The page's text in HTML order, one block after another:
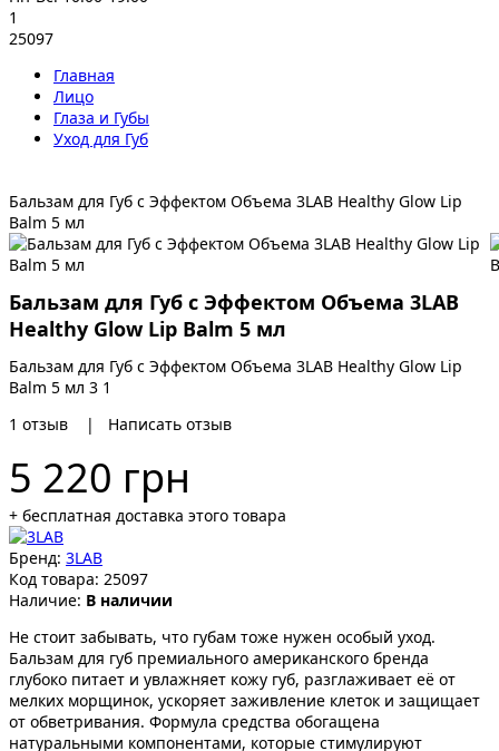
1
25097
Главная
Лицо
Глаза и Губы
Уход для Губ
Бальзам для Губ с Эффектом Объема 3LAB Healthy Glow Lip
Balm 5 мл
Бальзам для Губ с Эффектом Объема 3LAB
Healthy Glow Lip Balm 5 мл
Бальзам для Губ с Эффектом Объема 3LAB Healthy Glow Lip
Balm 5 мл 3 1
1 отзыв | Написать отзыв
5 220 грн
+ бесплатная доставка этого товара
Бренд: 3LAB
Код товара: 25097
Наличие: В наличии
Не стоит забывать, что губам тоже нужен особый уход.
Бальзам для губ премиального американского бренда
глубоко питает и увлажняет кожу губ, разглаживает её от
мелких морщинок, ускоряет заживление клеток и защищает
от обветривания. Формула средства обогащена
натуральными компонентами, которые стимулируют